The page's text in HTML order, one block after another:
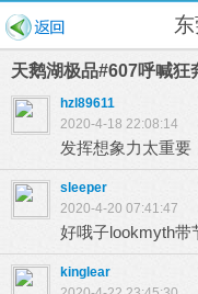
天鹅湖极品#607呼喊狂
hzl89611
2020-4-18 22:08:14
发挥想象力太重要
sleeper
2020-4-20 07:41:47
好哦子lookmyth带
kinglear